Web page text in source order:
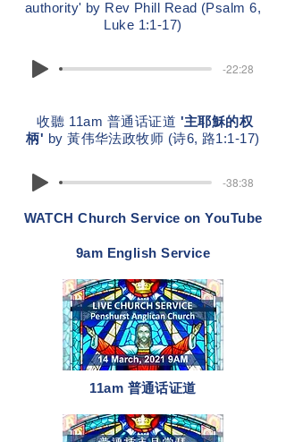
authority' by Rev Phill Read (Psalm 6,
Luke 1:1-17)
-22:28
收聽 11am 普通话证道 '主耶穌的权
柄' by 黃伟华法政牧师 (诗6, 路1:1-17)
-38:38
WATCH Church Service on YouTube
9am English Service
11am 普通话证道